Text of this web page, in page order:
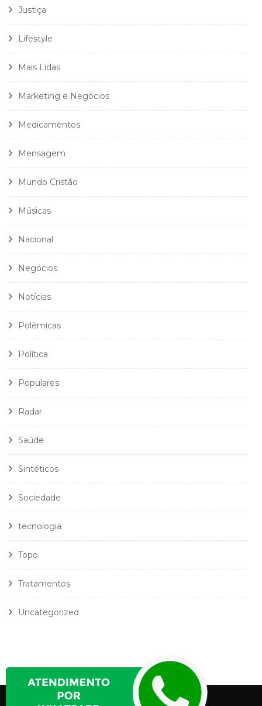
Justiça
Lifestyle
Mais Lidas
Marketing e Negócios
Medicamentos
Mensagem
Mundo Cristão
Músicas
Nacional
Negócios
Notícias
Polêmicas
Política
Populares
Radar
Saúde
Sintéticos
Sociedade
tecnologia
Topo
Tratamentos
Uncategorized
Política Privacidade